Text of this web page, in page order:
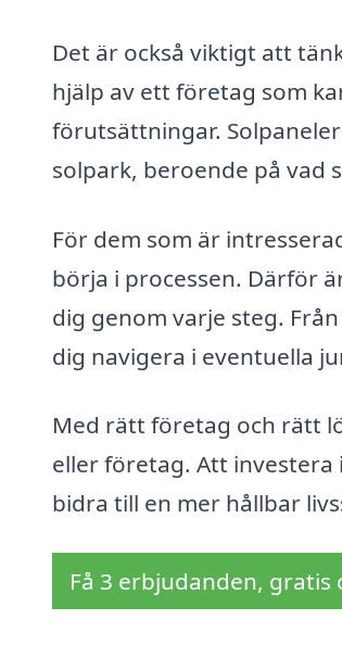
Det är också viktigt att
hjälp av ett företag som
förutsättningar.
solpark, beroende på vad
För dem som är
börja i processen. Därför
dig genom varje steg.
dig navigera i eventuella
Med rätt företag och rätt
eller företag. Att investera i
bidra till en mer hållbar
Få 3 erbjudanden,